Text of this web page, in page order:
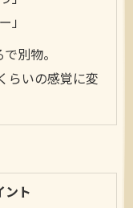
」
別物。
らいの感覚に変
ント